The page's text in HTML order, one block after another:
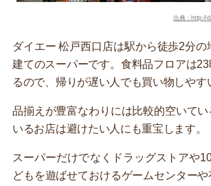
出典：http://
ダイエー 松戸西口店は駅から徒歩2分
建てのスーパーです。食料品フロアは
るので、帰りが遅い人でも買い物しやす
品揃えが豊富なわりには比較的空いて
いるお店は避けたい人にも重宝します。
スーパーだけでなくドラッグストアや
どもを遊ばせておけるゲームセンター